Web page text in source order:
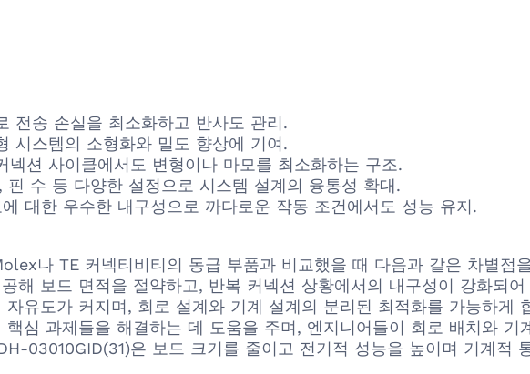
전송 손실을 최소화하고 반사도 관리.
시스템의 소형화와 밀도 향상에 기여.
넥션 사이클에서도 변형이나 마모를 최소화하는 구조.
수 등 다양한 설정으로 시스템 설계의 융통성 확대.
대한 우수한 내구성으로 까다로운 작동 조건에서도 성능 유지.
나 TE 커넥티비티의 동급 부품과 비교했을 때 다음과 같은 차별점
해 보드 면적을 절약하고, 반복 커넥션 상황에서의 내구성이 강화되
유도가 커지며, 회로 설계와 기계 설계의 분리된 최적화를 가능하게
심 과제들을 해결하는 데 도움을 주며, 엔지니어들이 회로 배치와
03010GID(31)은 보드 크기를 줄이고 전기적 성능을 높이며 기계적